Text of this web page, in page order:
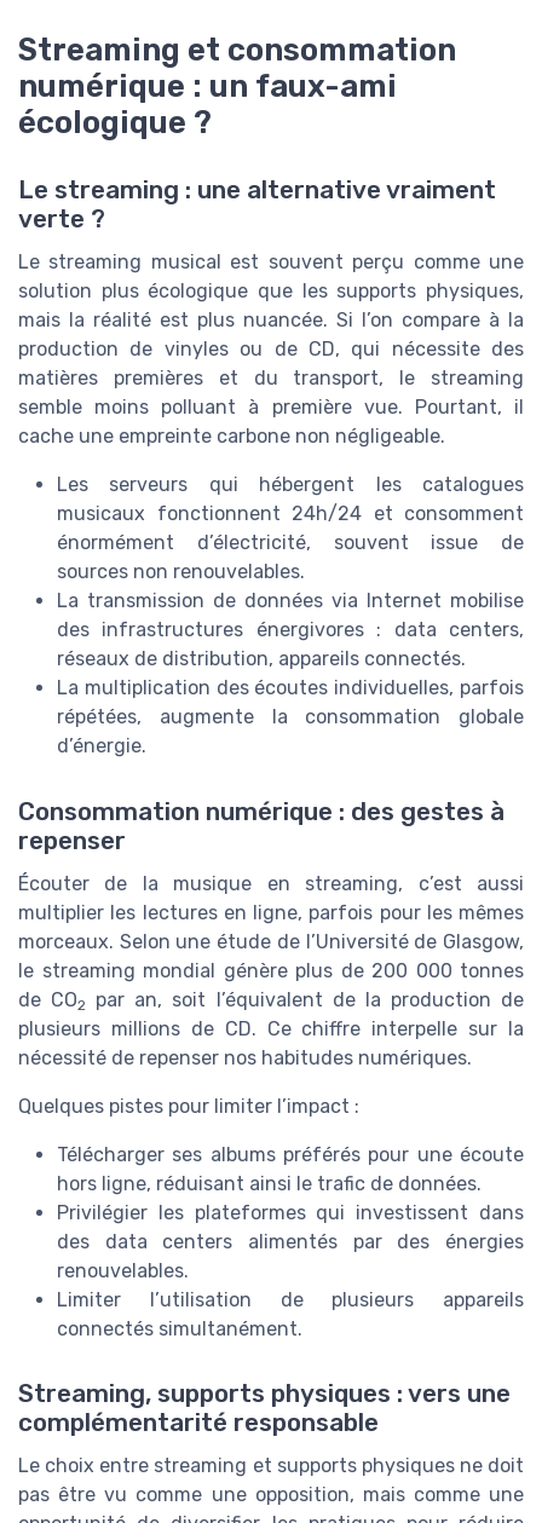
Streaming et consommation
numérique : un faux-ami
écologique ?
Le streaming : une alternative vraiment
verte ?
Le streaming musical est souvent perçu comme une
solution plus écologique que les supports physiques,
mais la réalité est plus nuancée. Si l’on compare à la
production de vinyles ou de CD, qui nécessite des
matières premières et du transport, le streaming
semble moins polluant à première vue. Pourtant, il
cache une empreinte carbone non négligeable.
Les serveurs qui hébergent les catalogues
musicaux fonctionnent 24h/24 et consomment
énormément d’électricité, souvent issue de
sources non renouvelables.
La transmission de données via Internet mobilise
des infrastructures énergivores : data centers,
réseaux de distribution, appareils connectés.
La multiplication des écoutes individuelles, parfois
répétées, augmente la consommation globale
d’énergie.
Consommation numérique : des gestes à
repenser
Écouter de la musique en streaming, c’est aussi
multiplier les lectures en ligne, parfois pour les mêmes
morceaux. Selon une étude de l’Université de Glasgow,
le streaming mondial génère plus de 200 000 tonnes
de CO2
par an, soit l’équivalent de la production de
plusieurs millions de CD. Ce chiffre interpelle sur la
nécessité de repenser nos habitudes numériques.
Quelques pistes pour limiter l’impact :
Télécharger ses albums préférés pour une écoute
hors ligne, réduisant ainsi le trafic de données.
Privilégier les plateformes qui investissent dans
des data centers alimentés par des énergies
renouvelables.
Limiter l’utilisation de plusieurs appareils
connectés simultanément.
Streaming, supports physiques : vers une
complémentarité responsable
Le choix entre streaming et supports physiques ne doit
pas être vu comme une opposition, mais comme une